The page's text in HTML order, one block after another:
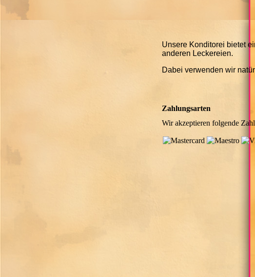
Unsere Konditorei bietet
anderen Leckereien.
Dabei verwenden wir
Zahlungsarten
Wir akzeptieren folgende